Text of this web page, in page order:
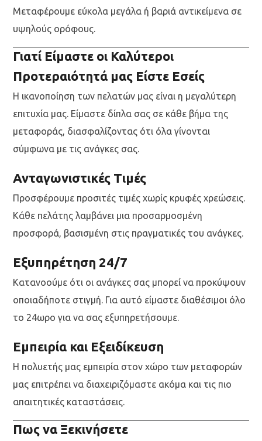
Μεταφέρουμε εύκολα μεγάλα ή βαριά αντικείμενα σε
υψηλούς ορόφους.
Γιατί Είμαστε οι Καλύτεροι
Προτεραιότητά μας Είστε Εσείς
Η ικανοποίηση των πελατών μας είναι η μεγαλύτερη
επιτυχία μας. Είμαστε δίπλα σας σε κάθε βήμα της
μεταφοράς, διασφαλίζοντας ότι όλα γίνονται
σύμφωνα με τις ανάγκες σας.
Ανταγωνιστικές Τιμές
Προσφέρουμε προσιτές τιμές χωρίς κρυφές χρεώσεις.
Κάθε πελάτης λαμβάνει μια προσαρμοσμένη
προσφορά, βασισμένη στις πραγματικές του ανάγκες.
Εξυπηρέτηση 24/7
Κατανοούμε ότι οι ανάγκες σας μπορεί να προκύψουν
οποιαδήποτε στιγμή. Για αυτό είμαστε διαθέσιμοι όλο
το 24ωρο για να σας εξυπηρετήσουμε.
Εμπειρία και Εξειδίκευση
Η πολυετής μας εμπειρία στον χώρο των μεταφορών
μας επιτρέπει να διαχειριζόμαστε ακόμα και τις πιο
απαιτητικές καταστάσεις.
Πως να Ξεκινήσετε